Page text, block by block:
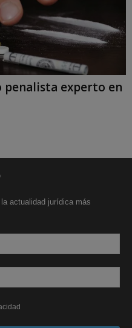
penalista experto en
actualidad jurídica más